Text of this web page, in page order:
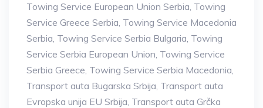
Towing Service European Union Serbia Towing
Service Greece Serbia Towing Service Macedonia
Serbia Towing Service Serbia Bulgaria Towing
Service Serbia European Union Towing Service
Serbia Greece Towing Service Serbia Macedonia
Transport auta Bugarska Srbija Transport auta
Evropska unija EU Srbija Transport auta Grčka